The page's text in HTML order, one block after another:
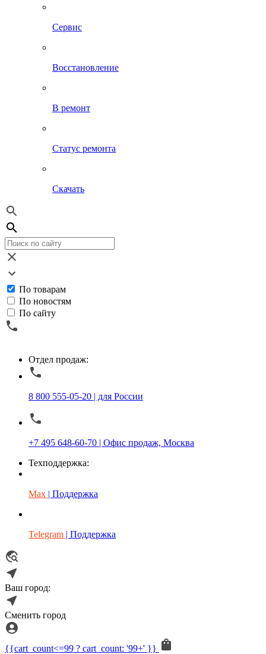
Сервис
Восстановление
В ремонт
Статус ремонта
Скачать
По товарам
По новостям
По сайту
Отдел продаж:
8 800 555-05-20 | для России
+7 495 648-60-70 | Офис продаж, Москва
Техподдержка:
Max | Поддержка
Telegram | Поддержка
Ваш город:
Сменить город
{{cart_count<=99 ? cart_count: '99+' }}